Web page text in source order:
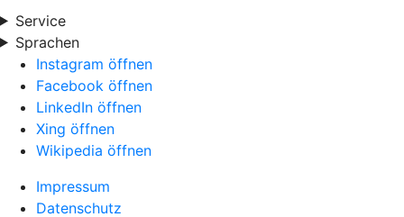
Service
Sprachen
Instagram öffnen
Facebook öffnen
LinkedIn öffnen
Xing öffnen
Wikipedia öffnen
Impressum
Datenschutz